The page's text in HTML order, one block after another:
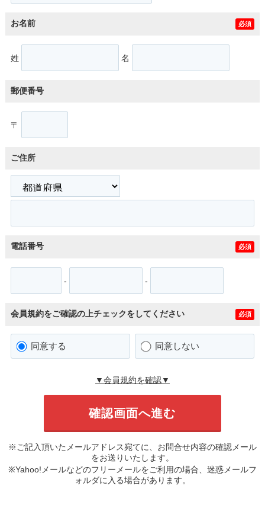
お名前 必須
姓 名
郵便番号
〒
ご住所
電話番号 必須
- -
会員規約をご確認の上チェックをしてください 必須
同意する 同意しない
▼会員規約を確認▼
※ご記入頂いたメールアドレス宛てに、お問合せ内容の確認メール
をお送りいたします。
※Yahoo!メールなどのフリーメールをご利用の場合、迷惑メールフ
ォルダに入る場合があります。